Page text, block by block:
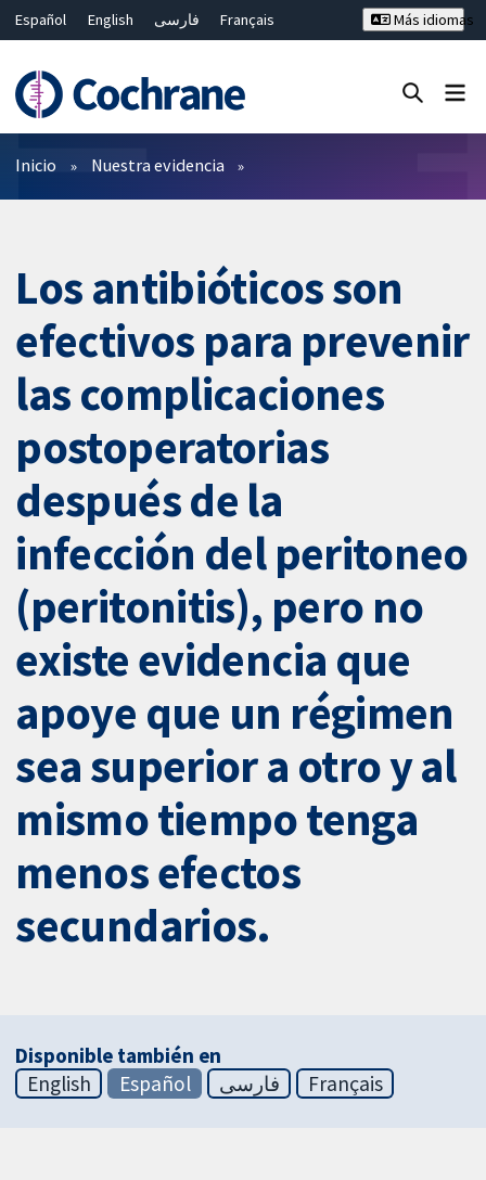
Español English فارسی
Français
Bahasa Malaysia
ไทย 繁體中文
Más idiomas
Filtros
Inicio Nuestra evidencia
Los antibióticos son
efectivos para prevenir
las complicaciones
postoperatorias
después de la
infección del peritoneo
(peritonitis), pero no
existe evidencia que
apoye que un régimen
sea superior a otro y al
mismo tiempo tenga
menos efectos
secundarios.
Disponible también en
English
Español فارسی Français